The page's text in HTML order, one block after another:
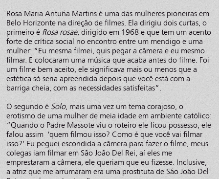
Rosa Maria Antuña Martins é uma das mulheres pioneiras em
Belo Horizonte na direção de filmes. Ela dirigiu dois curtas, o
primeiro é Rosa rosae, dirigido em 1968 e que tem um acento
forte de crítica social no encontro entre um mendigo e uma
mulher: “Eu mesma filmei, quis pegar a câmera e eu mesmo
filmar. E colocaram uma música que acaba antes do filme. Foi
um filme bem aceito, ele significava mais ou menos que a
estética só seria apreendida depois que você está com a
barriga cheia, com as necessidades satisfeitas”.
O segundo é Solo, mais uma vez um tema corajoso, o
erotismo de uma mulher de meia idade em ambiente católico:
“Quando o Padre Massote viu o roteiro ele ficou possesso, ele
falou assim ‘quem filmou isso? Como é que você vai filmar
isso?’ Eu peguei escondida a câmera para fazer o filme, meus
colegas iam filmar em São João Del Rei, aí eles me
emprestaram a câmera, ele queriam que eu fizesse. Inclusive,
a atriz que me arrumaram era uma prostituta de São João Del